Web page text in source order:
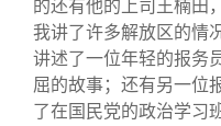
的还有他的上司王楠田
我讲了许多解放区的情
讲述了一位年轻的报务
屈的故事；还有另一位
了在国民党的政治学习